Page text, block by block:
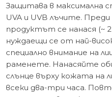
Защитава в максимална
UVA и UVB лъчите. Преди
продуктът се нанася (~
нуждаещи се от най-
специално внимание на
раменете. Нанасяйте
слънце върху кожата на
всеки два-три часа.